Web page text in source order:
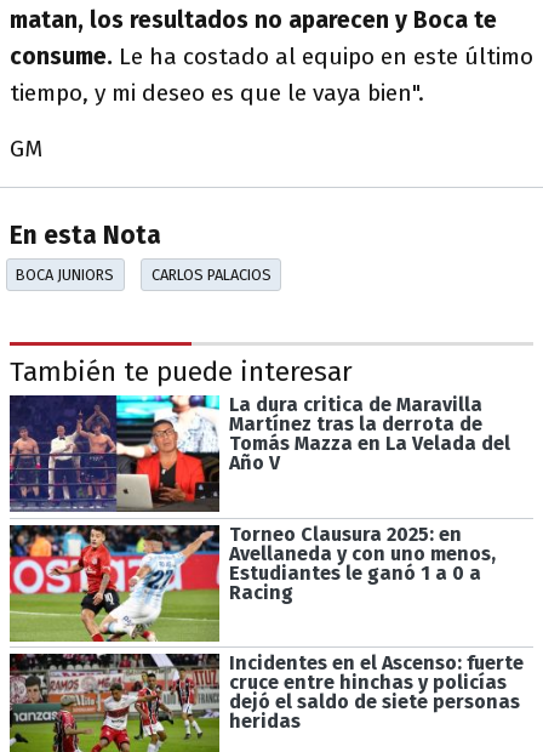
matan, los resultados no aparecen y Boca te
consume. Le ha costado al equipo en este último
tiempo, y mi deseo es que le vaya bien".
GM
En esta Nota
BOCA JUNIORS CARLOS PALACIOS
También te puede interesar
La dura critica de Maravilla
Martínez tras la derrota de
Tomás Mazza en La Velada del
Año V
Torneo Clausura 2025: en
Avellaneda y con uno menos,
Estudiantes le ganó 1 a 0 a
Racing
Incidentes en el Ascenso: fuerte
cruce entre hinchas y policías
dejó el saldo de siete personas
heridas